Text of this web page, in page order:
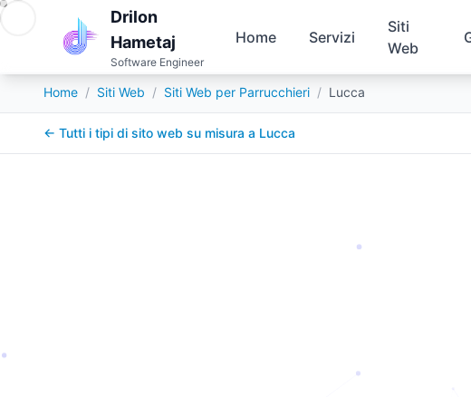
Drilon
Hametaj
Software Engineer
Home Servizi
Siti
Web
Home / Siti Web / Siti Web per Parrucchieri / Lucca
← Tutti i tipi di sito web su misura a Lucca